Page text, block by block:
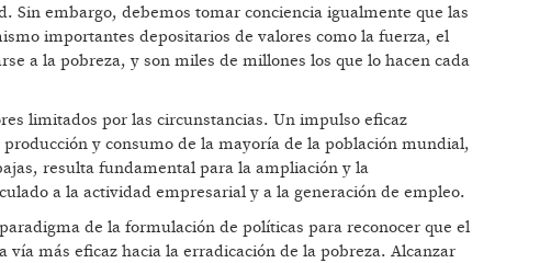
Sin embargo, debemos tomar conciencia igualmente que las
importantes depositarios de valores como la fuerza, el
a la pobreza, y son miles de millones los que lo hacen cada
limitados por las circunstancias. Un impulso eficaz
y consumo de la mayoría de la población mundial,
resulta fundamental para la ampliación y la
a la actividad empresarial y a la generación de empleo.
de la formulación de políticas para reconocer que el
más eficaz hacia la erradicación de la pobreza. Alcanzar